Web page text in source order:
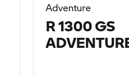
Adventure
R 1300 GS